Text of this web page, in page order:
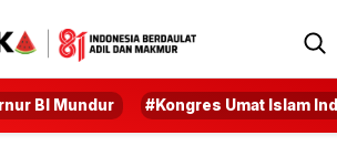
BI Mundur #Kongres Umat Islam